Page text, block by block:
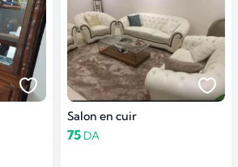
Salon en cuir
75 DA